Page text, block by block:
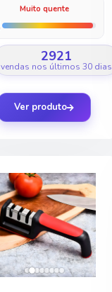
Muito quente
2921
vendas nos últimos 30 dias
Ver produto